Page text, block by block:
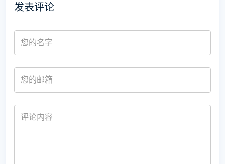
发表评论